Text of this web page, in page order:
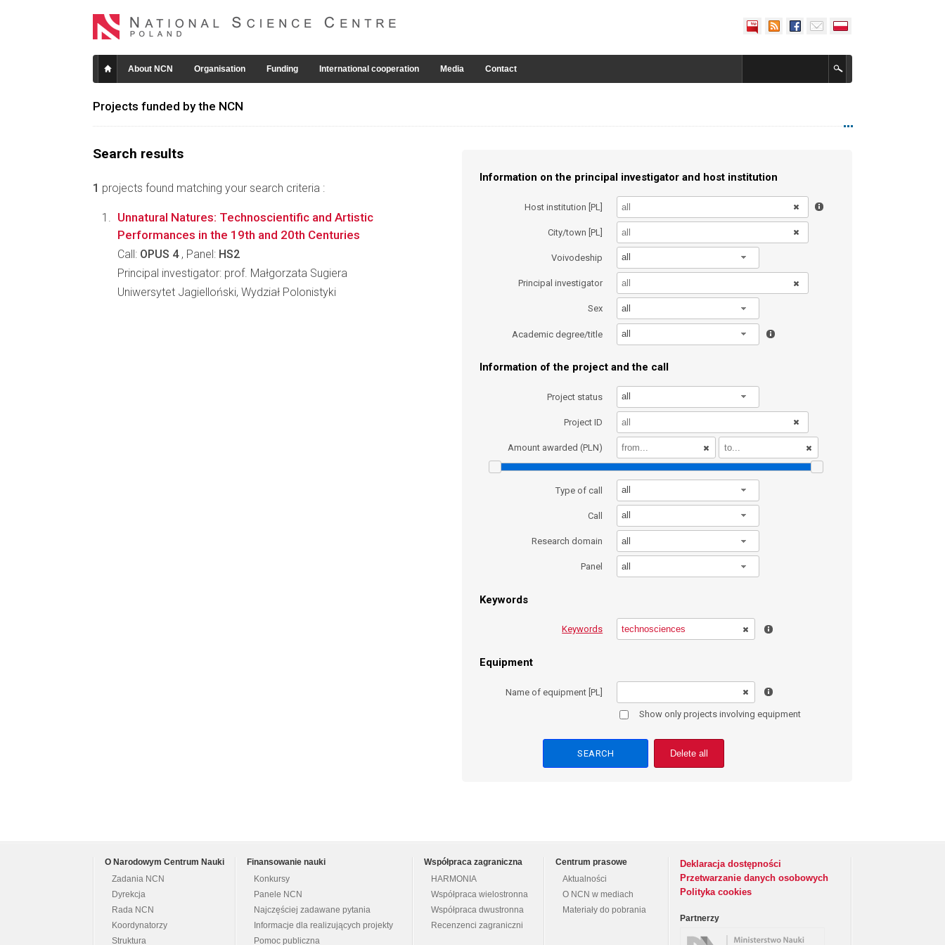
About NCN Organisation Funding International cooperation Media Contact
Projects funded by the NCN
Search results
1 projects found matching your search criteria :
Information on the principal investigator and host institution
Host institution [PL]
City/town [PL]
Voivodeship all
Principal investigator
Sex all
Academic degree/title all
Information of the project and the call
Project status all
Project ID
Amount awarded (PLN)
Type of call all
Call all
Research domain all
Panel all
Keywords
Keywords
Equipment
Name of equipment [PL]
Show only projects involving equipment
Delete all
Unnatural Natures: Technoscientific and Artistic
Performances in the 19th and 20th Centuries
Call: OPUS 4, Panel: HS2
Principal investigator: prof. Małgorzata Sugiera
Uniwersytet Jagielloński, Wydział Polonistyki
O Narodowym Centrum Nauki
Zadania NCN
Dyrekcja
Rada NCN
Koordynatorzy
Struktura
Finansowanie nauki
Konkursy
Panele NCN
Najczęściej zadawane pytania
Informacje dla realizujących projekty
Pomoc publiczna
Współpraca zagraniczna
HARMONIA
Współpraca wielostronna
Współpraca dwustronna
Recenzenci zagraniczni
Centrum prasowe
Aktualności
O NCN w mediach
Materiały do pobrania
Deklaracja dostępności
Przetwarzanie danych osobowych
Polityka cookies
Partnerzy